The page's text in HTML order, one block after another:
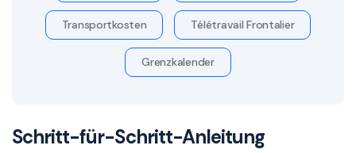
Transportkosten Télétravail Frontalier
Grenzkalender
Schritt-für-Schritt-Anleitung